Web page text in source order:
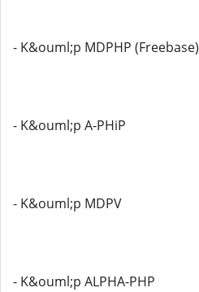
- K&ouml;p MDPHP (Freebase)
- K&ouml;p A-PHiP
- K&ouml;p MDPV
- K&ouml;p ALPHA-PHP